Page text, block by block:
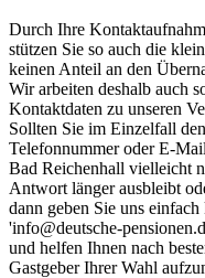
Durch Ihre
stützen Sie so auch die
keinen Anteil an den
Wir arbeiten deshalb auch
Kontaktdaten zu unseren
Sollten Sie im Einzelfall
Telefonnummer oder E-
Bad Reichenhall vielleicht
Antwort länger ausbleibt
dann geben Sie uns
'info@deutsche-
und helfen Ihnen nach
Gastgeber Ihrer Wahl